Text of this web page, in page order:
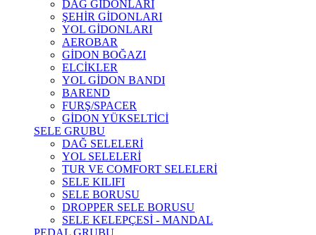
DAĞ GİDONLARI
ŞEHİR GİDONLARI
YOL GİDONLARI
AEROBAR
GİDON BOĞAZI
ELCİKLER
YOL GİDON BANDI
BAREND
FURŞ/SPACER
GİDON YÜKSELTİCİ
SELE GRUBU
DAĞ SELELERİ
YOL SELELERİ
TUR VE COMFORT SELELERİ
SELE KILIFI
SELE BORUSU
DROPPER SELE BORUSU
SELE KELEPÇESİ - MANDAL
PEDAL GRUBU